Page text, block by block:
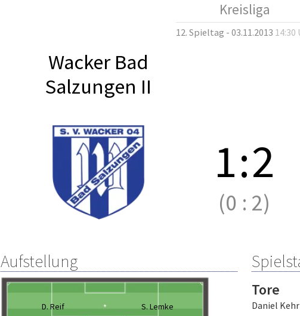
Kreisliga
12. Spieltag - 03.11.2013 14:30
Wacker Bad
Salzungen II
1:2
(0 : 2)
Aufstellung
D. Reif S. Lemke
Tore
Daniel Kehr